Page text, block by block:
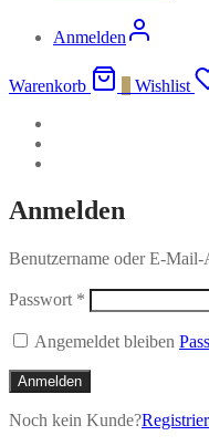
Anmelden
Warenkorb Wishlist
Anmelden
Benutzername oder E-Mail-
Passwort *
Angemeldet bleiben
Anmelden
Noch kein Kunde?